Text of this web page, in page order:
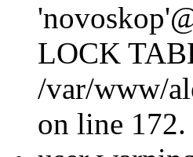
LOCK
/var/www/
on line 172.